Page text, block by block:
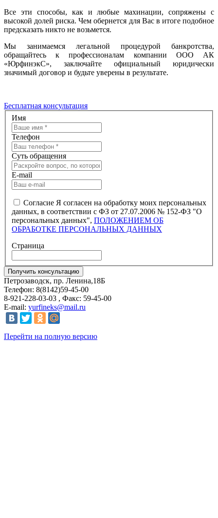
Все эти способы, как и любые махинации, сопряжены с
высокой долей риска. Чем обернется для Вас в итоге подобное
предсказать никто не возьмется.
Мы занимаемся легальной процедурой банкротства,
обращайтесь к профессионалам компании ООО АК
«ЮрфинэкС», заключайте официальный юридически
значимый договор и будьте уверены в результате.
Бесплатная консультация
Имя
Телефон
Суть обращения
E-mail
Согласие Я согласен на обработку моих персональных
данных, в соответствии с ФЗ от 27.07.2006 № 152-ФЗ "О
персональных данных", ПОЛОЖЕНИЕМ ОБ
ОБРАБОТКЕ ПЕРСОНАЛЬНЫХ ДАННЫХ
Страница
Петрозаводск, пр. Ленина,18Б
Телефон: 8(8142)59-45-00
8-921-228-03-03 , Факс: 59-45-00
E-mail: yurfineks@mail.ru
Перейти на полную версию